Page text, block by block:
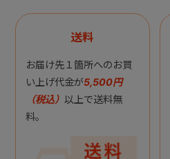
送料
お届け先１箇所へのお買
い上げ代金が5,500円
（税込） 以上で送料無
料。